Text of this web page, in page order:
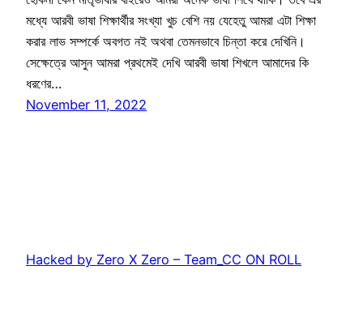
মধ্যে আরবী ভাষা শিক্ষার্থীর সংখ্যা খুচ বেশি নয় যেহেতু আমরা এটা শিক্ষা
করার লাভ সম্পর্কে অবগত নই অথবা তেমনভাবে চিন্তা করে দেখিনি।
সেক্ষেত্রে আসুন আমরা প্রথমেই দেখি আরবী ভাষা শিখলে আমাদের কি
ধরণের…
November 11, 2022
Hacked by Zero X Zero – Team_CC ON ROLL